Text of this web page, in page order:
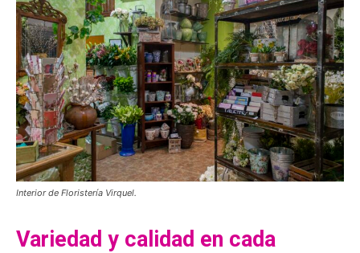
Interior de Floristería Virquel.
Variedad y calidad en cada